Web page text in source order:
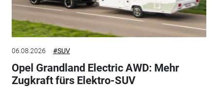
06.08.2026 #SUV
Opel Grandland Electric AWD: Mehr
Zugkraft fürs Elektro-SUV